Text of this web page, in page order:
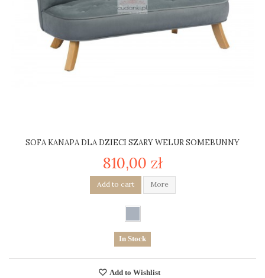
SOFA KANAPA DLA DZIECI SZARY WELUR SOMEBUNNY
810,00 zł
Add to cart More
In Stock
Add to Wishlist